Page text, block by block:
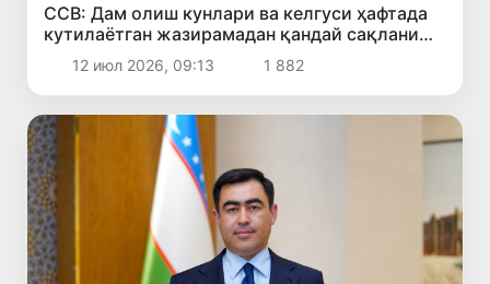
ССВ: Дам олиш кунлари ва келгуси ҳафтада
кутилаётган жазирамадан қандай сақланиш
керак?12 июл 2026, 09:13 1 882